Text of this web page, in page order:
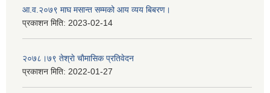
आ.व.२०७९ माघ मसान्त सम्मको आय व्यय बिबरण।
प्रकाशन मिति: 2023-02-14
२०७८।७९ तेश्राे चाैमासिक प्रतिवेदन
प्रकाशन मिति: 2022-01-27